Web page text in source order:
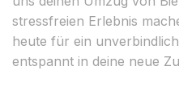
stressfreien Erlebnis
heute für ein
entspannt in deine neue